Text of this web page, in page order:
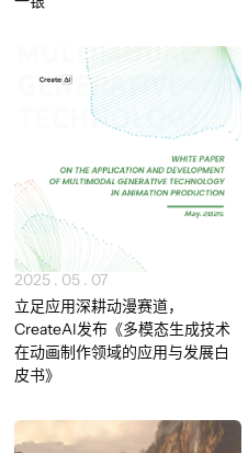
2025 . 05 . 07
立足应用深耕动漫赛道，
CreateAI发布《多模态生成技术
在动画制作领域的应用与发展白
皮书》